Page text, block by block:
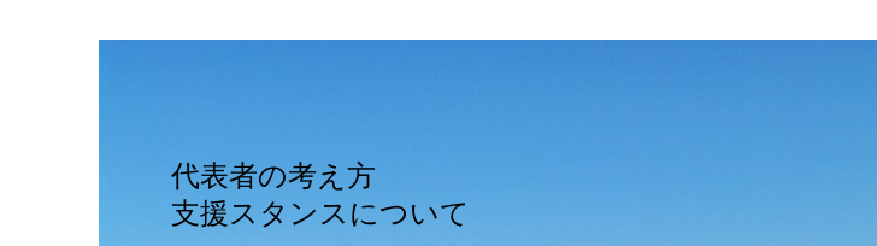
代表者の考え方
支援スタンスについて